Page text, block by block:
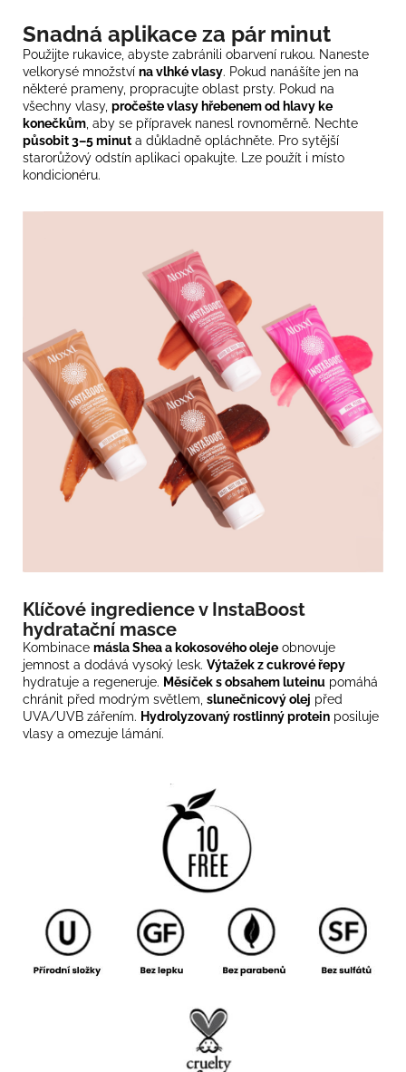
Snadná aplikace za pár minut
Použijte rukavice, abyste zabránili obarvení rukou. Naneste
velkorysé množství na vlhké vlasy. Pokud nanášíte jen na
některé prameny, propracujte oblast prsty. Pokud na
všechny vlasy, pročešte vlasy hřebenem od hlavy ke
konečkům , aby se přípravek nanesl rovnoměrně. Nechte
působit 3–5 minut a důkladně opláchněte. Pro sytější
starorůžový odstín aplikaci opakujte. Lze použít i místo
kondicionéru.
Klíčové ingredience v InstaBoost
hydratační masce
Kombinace másla Shea a kokosového oleje obnovuje
jemnost a dodává vysoký lesk. Výtažek z cukrové řepy
hydratuje a regeneruje. Měsíček s obsahem luteinu pomáhá
chránit před modrým světlem, slunečnicový olej před
UVA/UVB zářením. Hydrolyzovaný rostlinný protein posiluje
vlasy a omezuje lámání.